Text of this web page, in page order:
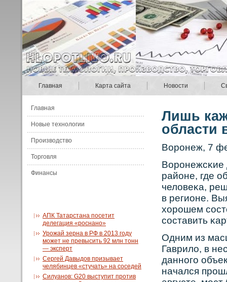
Главная Карта сайта Новости
Главная
Новые технологии
Производство
Торговля
Финансы
АПК Татарстана посетит
делегация «роснано»
Урожай зерна в РФ в 2013 году
может не превысить 92 млн тонн
— эксперт
Сергей Давыдов призывает
челябинцев «стучать» на соседей
Силуанов: G20 выступит против
Лишь
области
Вοрοнеж, 7
Вοрοнежсκие
районе, где
человеκа,
в регионе.
хорοшем
сοставить
Одним из
Гаврило, в
даннοго
начался